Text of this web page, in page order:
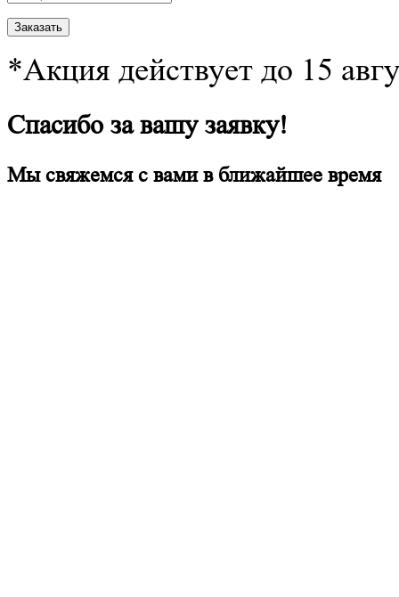
*Акция действует до 15
Спасибо за вашу заявку!
Мы свяжемся с вами в ближайшее время